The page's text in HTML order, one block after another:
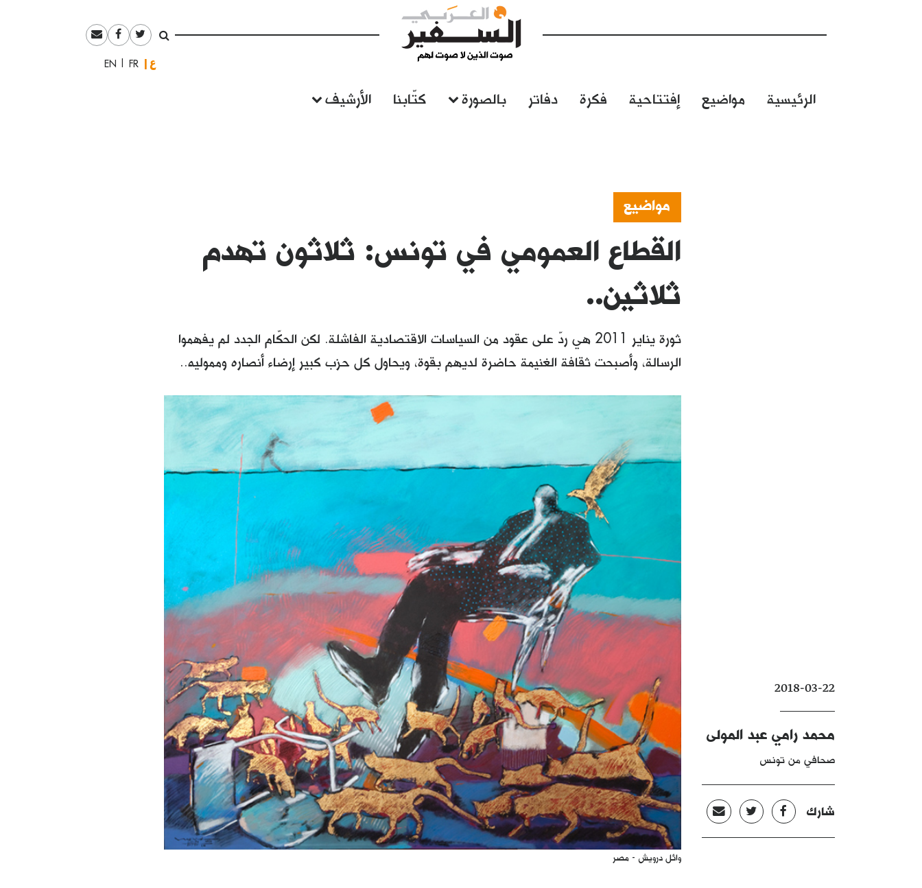
العربيةFrançais
English
الرئيسية مواضيع إفتتاحية فكرة دفاتر بالصورة كتّابنا الأرشيف
مواضيع
القطاع العمومي في تونس: ثلاثون تهدم
ثلاثين..
ثورة يناير 2011 هي ردّ على عقود من السياسات الاقتصادية الفاشلة. لكن الحكّام الجدد لم يفهموا
الرسالة، وأصبحت ثقافة الغنيمة حاضرة لديهم بقوة، ويحاول كل حزب كبير إرضاء أنصاره ومموليه..
2018-03-22
محمد رامي عبد المولى
صحافي من تونس
شارك
وائل درويش - مصر